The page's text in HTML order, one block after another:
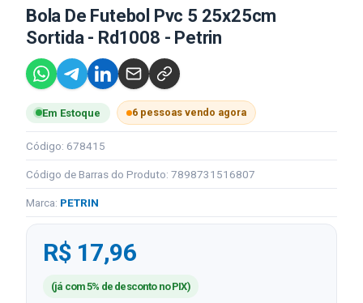
Bola De Futebol Pvc 5 25x25cm
Sortida - Rd1008 - Petrin
Em Estoque 6 pessoas vendo agora
Código: 678415
Código de Barras do Produto: 7898731516807
Marca: PETRIN
R$ 17,96
(já com 5% de desconto no PIX)